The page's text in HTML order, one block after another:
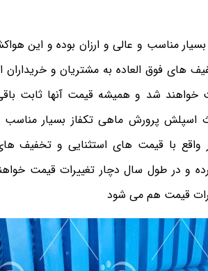
بسیار مناسب و عالی و ارزان بوده و این
های فوق العاده به مشتریان و خریداران
شد و همیشه قیمت آنها ثابت
پرورش ماهی تکفاز بسیار مناسب
با قیمت های استثنایی و تخفیف
کرده و در طول سال دچار تغییرات قیمت
قیمت هم می شود